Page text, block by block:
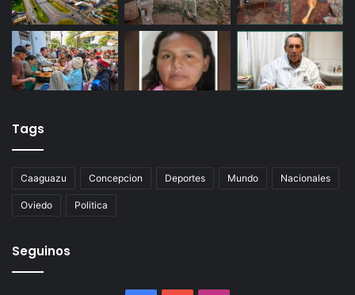
Tags
Caaguazu Concepcion Deportes Mundo Nacionales
Oviedo Politica
Seguinos